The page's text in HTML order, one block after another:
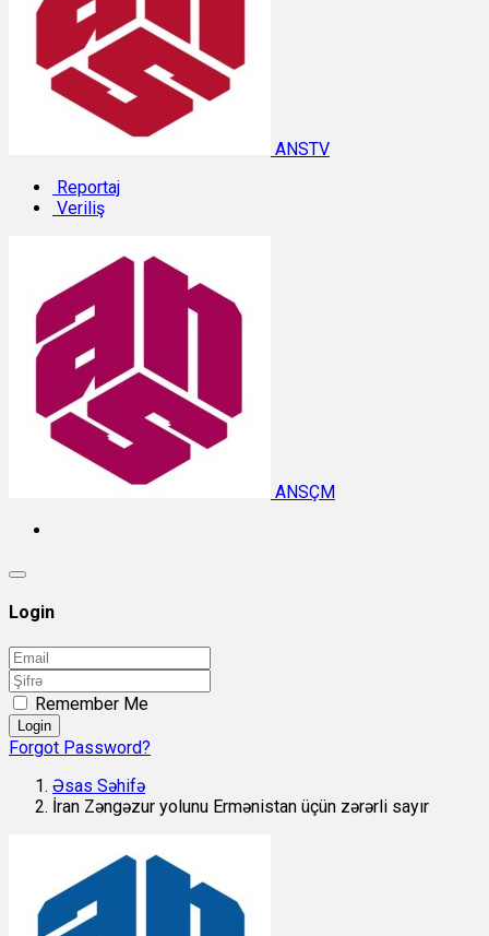
ANSTV
Reportaj
Veriliş
ANSÇM
Login
Remember Me
Login
Forgot Password?
Əsas Səhifə
İran Zəngəzur yolunu Ermənistan üçün zərərli sayır